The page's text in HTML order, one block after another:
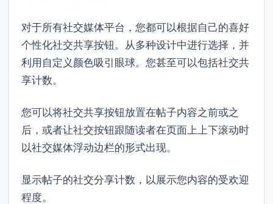
对于所有社交媒体平台，您都可以根据自己的喜好
个性化社交共享按钮。从多种设计中进行选择，并
利用自定义颜色吸引眼球。您甚至可以包括社交共
享计数。
您可以将社交共享按钮放置在帖子内容之前或之
后，或者让社交按钮跟随读者在页面上上下滚动时
以社交媒体浮动边栏的形式出现。
显示帖子的社交分享计数，以展示您内容的受欢迎
程度。